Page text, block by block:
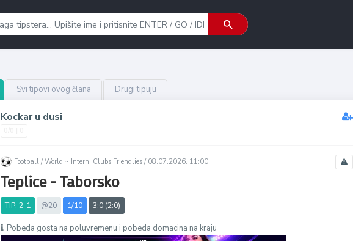
Svi tipovi ovog člana Drugi tipuju
Kockar u dusi
Football /World ~ Intern. Clubs Friendlies / 08.07.2026. 11:00
Teplice - Taborsko
TIP: 2-1 @20 1/10 3:0 (2:0)
Pobeda gosta na poluvremenu i pobeda domacina na kraju